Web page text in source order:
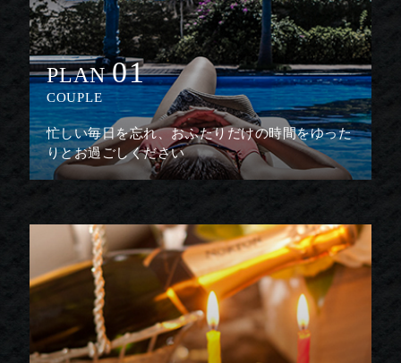
PLAN 01
COUPLE
忙しい毎日を忘れ、おふたりだけの時間をゆった
りとお過ごしください